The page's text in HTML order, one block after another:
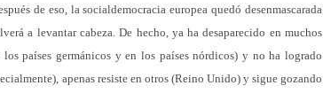
de eso, la socialdemocracia europea quedó desenmascarada
a levantar cabeza. De hecho, ya ha desaparecido en muchos
países germánicos y en los países nórdicos) y no ha logrado
apenas resiste en otros (Reino Unido) y sigue gozando